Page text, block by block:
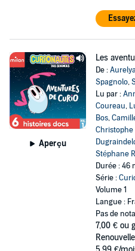
Aperçu
Les
De :
Spagnolo,
Lu par :
Coureau,
Bos,
Christophe
Stéphane
Durée : 46
Série :
Volume 1
Langue :
Pas de
7,00 € ou